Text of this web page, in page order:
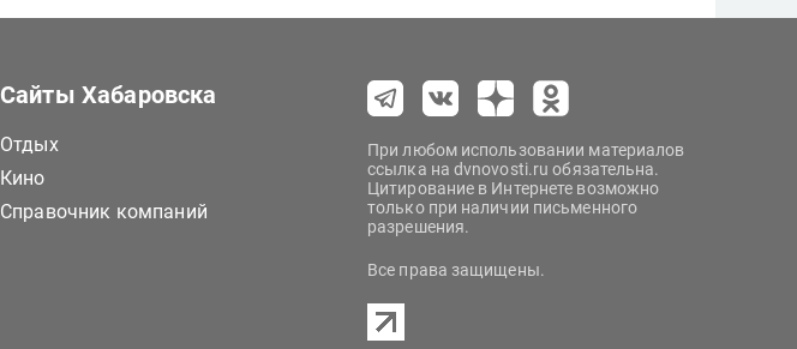
Сайты Хабаровска
Отдых
Кино
Справочник компаний
При любом использовании материалов
ссылка на dvnovosti.ru обязательна.
Цитирование в Интернете возможно
только при наличии письменного
разрешения.
Все права защищены.